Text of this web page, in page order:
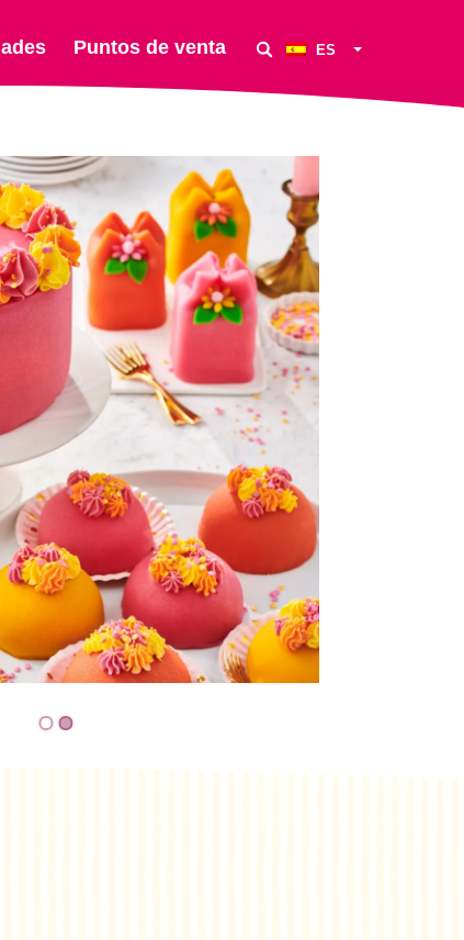
Puntos de venta ES